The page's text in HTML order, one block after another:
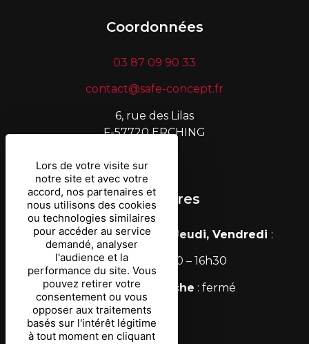
Coordonnées
03 87 09 90 33
contact@safe-concept.fr
6, rue des Lilas
F-57720 ERCHING
Nos horaires
Lundi, Mardi, Mercredi, Jeudi, Vendredi :
8h30 – 12h / 13h30 – 16h30
Samedi & Dimanche : fermé
Lors de votre visite sur
notre site et avec votre
accord, nos partenaires et
nous utilisons des cookies
ou technologies similaires
pour accéder au service
demandé, analyser
l'audience et la
performance du site. Vous
pouvez retirer votre
consentement ou vous
opposer aux traitements
basés sur l'intérêt légitime
à tout moment en cliquant